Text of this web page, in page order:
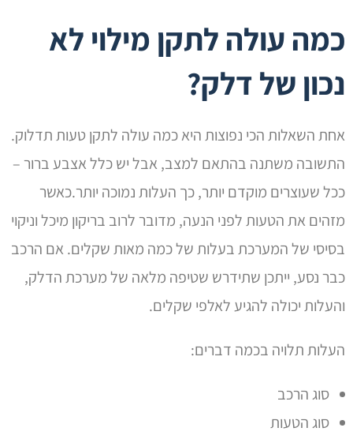
כמה עולה לתקן מילוי לא
נכון של דלק?
אחת השאלות הכי נפוצות היא כמה עולה לתקן טעות תדלוק.
התשובה משתנה בהתאם למצב, אבל יש כלל אצבע ברור –
ככל שעוצרים מוקדם יותר, כך העלות נמוכה יותר.כאשר
מזהים את הטעות לפני הנעה, מדובר לרוב בריקון מיכל וניקוי
בסיסי של המערכת בעלות של כמה מאות שקלים. אם הרכב
כבר נסע, ייתכן שתידרש שטיפה מלאה של מערכת הדלק,
והעלות יכולה להגיע לאלפי שקלים.
העלות תלויה בכמה דברים:
סוג הרכב
סוג הטעות